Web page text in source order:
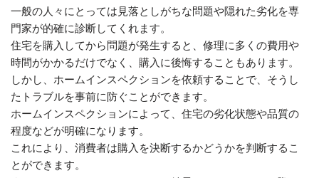
一般の人々にとっては見落としがちな問題や隠れた劣化を専
門家が的確に診断してくれます。
住宅を購入してから問題が発生すると、修理に多くの費用や
時間がかかるだけでなく、購入に後悔することもあります。
しかし、ホームインスペクションを依頼することで、そうし
たトラブルを事前に防ぐことができます。
ホームインスペクションによって、住宅の劣化状態や品質の
程度などが明確になります。
これにより、消費者は購入を決断するかどうかを判断するこ
とができます。